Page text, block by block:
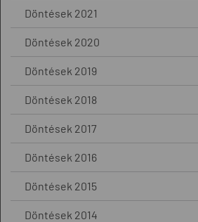
Döntések 2021
Döntések 2020
Döntések 2019
Döntések 2018
Döntések 2017
Döntések 2016
Döntések 2015
Döntések 2014